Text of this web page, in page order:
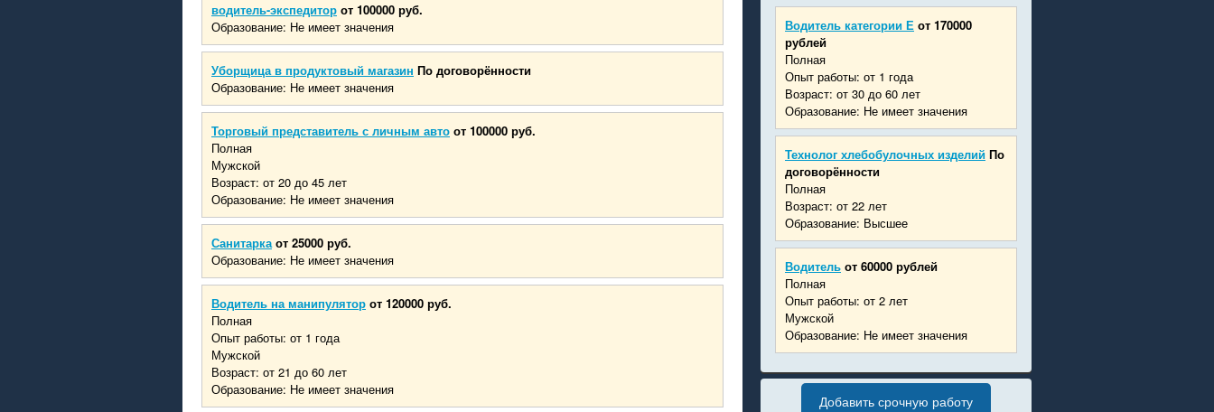
водитель-экспедитор от 100000 руб.
Образование: Не имеет значения
Уборщица в продуктовый магазин По договорённости
Образование: Не имеет значения
Торговый представитель с личным авто от 100000 руб.
Полная
Мужской
Возраст: от 20 до 45 лет
Образование: Не имеет значения
Санитарка от 25000 руб.
Образование: Не имеет значения
Водитель на манипулятор от 120000 руб.
Полная
Опыт работы: от 1 года
Мужской
Возраст: от 21 до 60 лет
Образование: Не имеет значения
Водитель категории Е от 170000
рублей
Полная
Опыт работы: от 1 года
Возраст: от 30 до 60 лет
Образование: Не имеет значения
Технолог хлебобулочных изделий По
договорённости
Полная
Возраст: от 22 лет
Образование: Высшее
Водитель от 60000 рублей
Полная
Опыт работы: от 2 лет
Мужской
Образование: Не имеет значения
Добавить срочную работу